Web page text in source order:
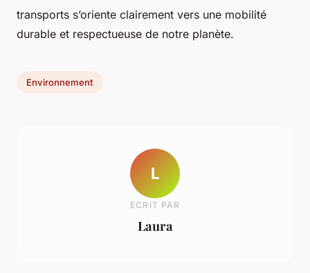
transports s’oriente clairement vers une mobilité
durable et respectueuse de notre planète.
Environnement
L
ECRIT PAR
Laura